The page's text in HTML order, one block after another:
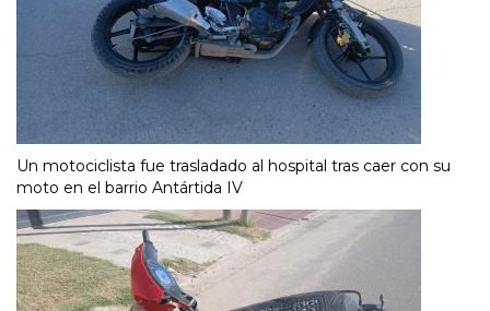
Un motociclista fue trasladado al hospital tras caer con su
moto en el barrio Antártida IV